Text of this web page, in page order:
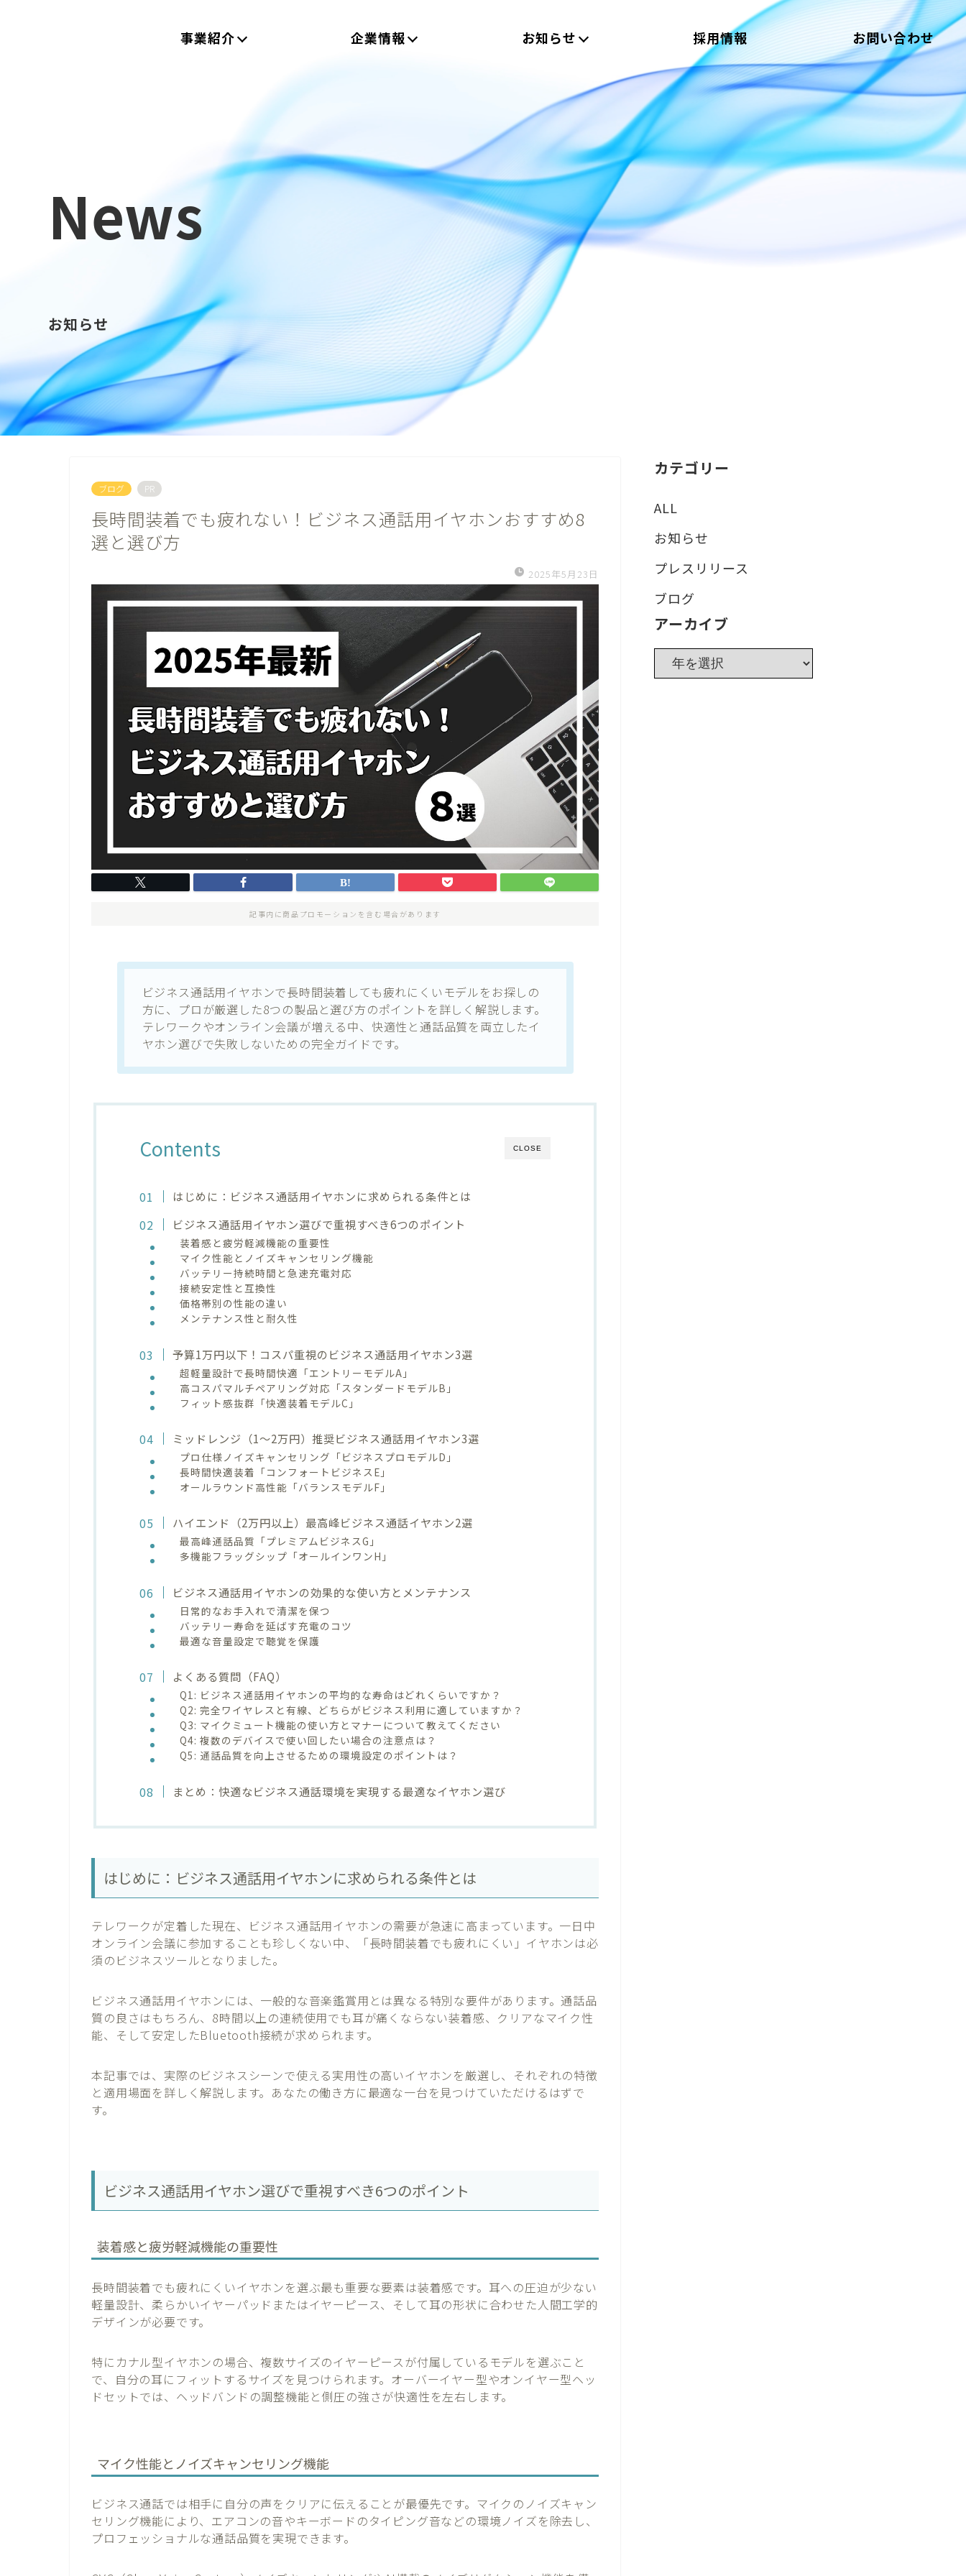
事業紹介 企業情報 お知らせ 採用情報 お問い合わせ
News
お知らせ
ブログ PR
長時間装着でも疲れない！ビジネス通話用イヤホンおすすめ8
選と選び方
2025年5月23日
記事内に商品プロモーションを含む場合があります
ビジネス通話用イヤホンで長時間装着しても疲れにくいモデルをお探しの
方に、プロが厳選した8つの製品と選び方のポイントを詳しく解説します。
テレワークやオンライン会議が増える中、快適性と通話品質を両立したイ
ヤホン選びで失敗しないための完全ガイドです。
CLOSE
Contents
はじめに：ビジネス通話用イヤホンに求められる条件とは
ビジネス通話用イヤホン選びで重視すべき6つのポイント
装着感と疲労軽減機能の重要性
マイク性能とノイズキャンセリング機能
バッテリー持続時間と急速充電対応
接続安定性と互換性
価格帯別の性能の違い
メンテナンス性と耐久性
予算1万円以下！コスパ重視のビジネス通話用イヤホン3選
超軽量設計で長時間快適「エントリーモデルA」
高コスパマルチペアリング対応「スタンダードモデルB」
フィット感抜群「快適装着モデルC」
ミッドレンジ（1～2万円）推奨ビジネス通話用イヤホン3選
プロ仕様ノイズキャンセリング「ビジネスプロモデルD」
長時間快適装着「コンフォートビジネスE」
オールラウンド高性能「バランスモデルF」
ハイエンド（2万円以上）最高峰ビジネス通話イヤホン2選
最高峰通話品質「プレミアムビジネスG」
多機能フラッグシップ「オールインワンH」
ビジネス通話用イヤホンの効果的な使い方とメンテナンス
日常的なお手入れで清潔を保つ
バッテリー寿命を延ばす充電のコツ
最適な音量設定で聴覚を保護
よくある質問（FAQ）
Q1: ビジネス通話用イヤホンの平均的な寿命はどれくらいですか？
Q2: 完全ワイヤレスと有線、どちらがビジネス利用に適していますか？
Q3: マイクミュート機能の使い方とマナーについて教えてください
Q4: 複数のデバイスで使い回したい場合の注意点は？
Q5: 通話品質を向上させるための環境設定のポイントは？
まとめ：快適なビジネス通話環境を実現する最適なイヤホン選び
はじめに：ビジネス通話用イヤホンに求められる条件とは
テレワークが定着した現在、ビジネス通話用イヤホンの需要が急速に高まっています。一日中
オンライン会議に参加することも珍しくない中、「長時間装着でも疲れにくい」イヤホンは必
須のビジネスツールとなりました。
ビジネス通話用イヤホンには、一般的な音楽鑑賞用とは異なる特別な要件があります。通話品
質の良さはもちろん、8時間以上の連続使用でも耳が痛くならない装着感、クリアなマイク性
能、そして安定したBluetooth接続が求められます。
本記事では、実際のビジネスシーンで使える実用性の高いイヤホンを厳選し、それぞれの特徴
と適用場面を詳しく解説します。あなたの働き方に最適な一台を見つけていただけるはずで
す。
ビジネス通話用イヤホン選びで重視すべき6つのポイント
装着感と疲労軽減機能の重要性
長時間装着でも疲れにくいイヤホンを選ぶ最も重要な要素は装着感です。耳への圧迫が少ない
軽量設計、柔らかいイヤーパッドまたはイヤーピース、そして耳の形状に合わせた人間工学的
デザインが必要です。
特にカナル型イヤホンの場合、複数サイズのイヤーピースが付属しているモデルを選ぶこと
で、自分の耳にフィットするサイズを見つけられます。オーバーイヤー型やオンイヤー型ヘッ
ドセットでは、ヘッドバンドの調整機能と側圧の強さが快適性を左右します。
マイク性能とノイズキャンセリング機能
ビジネス通話では相手に自分の声をクリアに伝えることが最優先です。マイクのノイズキャン
セリング機能により、エアコンの音やキーボードのタイピング音などの環境ノイズを除去し、
プロフェッショナルな通話品質を実現できます。
カテゴリー
ALL
お知らせ
プレスリリース
ブログ
アーカイブ